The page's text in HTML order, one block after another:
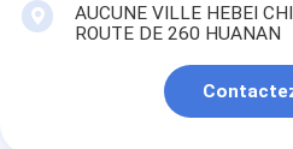
AUCUNE VILLE HEBEI
ROUTE DE 260 HUANAN